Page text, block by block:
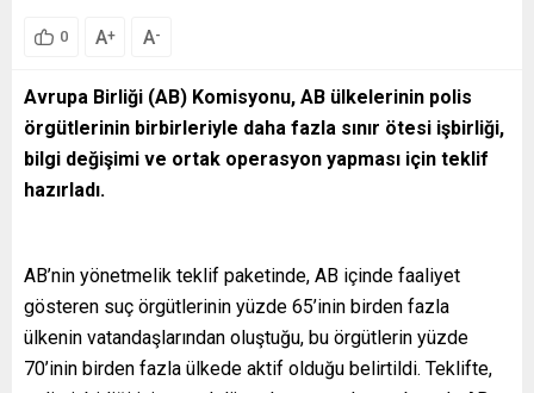
0 A+ A-
Avrupa Birliği (AB) Komisyonu, AB ülkelerinin polis
örgütlerinin birbirleriyle daha fazla sınır ötesi işbirliği,
bilgi değişimi ve ortak operasyon yapması için teklif
hazırladı.
AB’nin yönetmelik teklif paketinde, AB içinde faaliyet
gösteren suç örgütlerinin yüzde 65’inin birden fazla
ülkenin vatandaşlarından oluştuğu, bu örgütlerin yüzde
70’inin birden fazla ülkede aktif olduğu belirtildi. Teklifte,